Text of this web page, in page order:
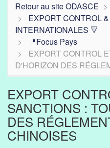
Retour au site ODASCE
EXPORT CONTROL
INTERNATIONALES 🔻
📍Focus Pays
EXPORT CONTROL
D'HORIZON DES
EXPORT
SANCTIONS :
DES
CHINOISES